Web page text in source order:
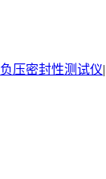
负压密封性测试仪|